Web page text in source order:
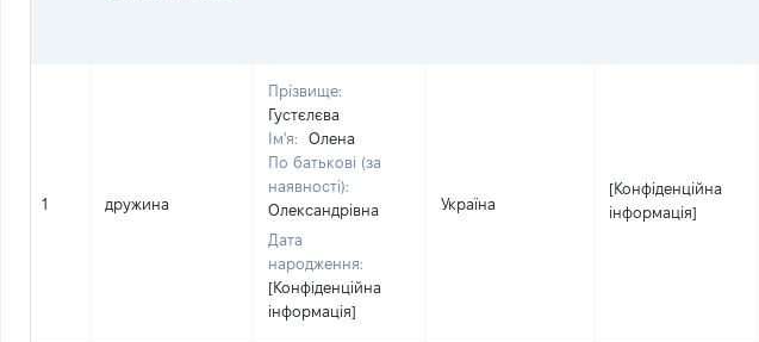
1 дружина
Прізвище:
Густєлєва
Ім'я:
Олена
По батькові (за
наявності):
Олександрівна
Дата
народження:
[Конфіденційна
інформація]
Україна
[Конфіденційна
інформація]